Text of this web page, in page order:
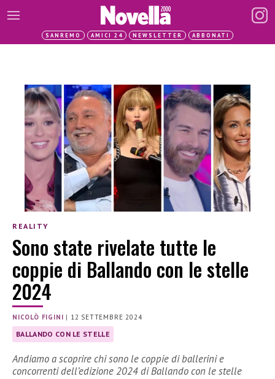
SANREMO AMICI 24 NEWSLETTER ABBONATI
REALITY
Sono state rivelate tutte le
coppie di Ballando con le stelle
2024
NICOLÒ FIGINI | 12 SETTEMBRE 2024
BALLANDO CON LE STELLE
Andiamo a scoprire chi sono le coppie di ballerini e
concorrenti dell’edizione 2024 di Ballando con le stelle